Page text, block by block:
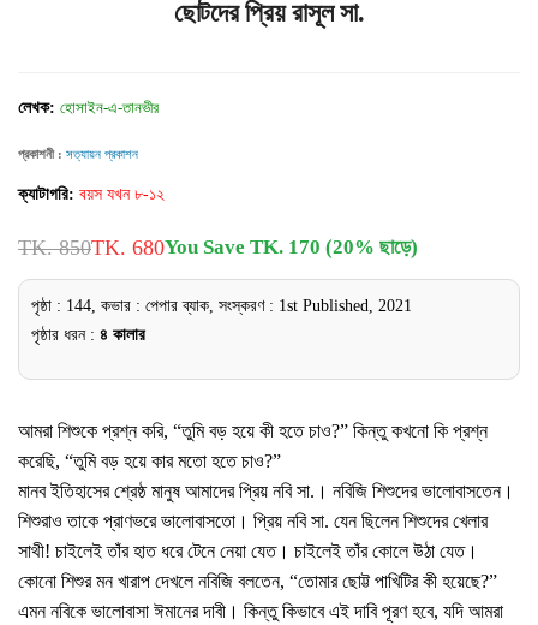
ছোটদের প্রিয় রাসূল সা.
লেখক: হোসাইন-এ-তানভীর
প্রকাশনী : সত্যায়ন প্রকাশন
ক্যাটাগরি: বয়স যখন ৮-১২
TK. 850TK. 680You Save TK. 170 (20% ছাড়ে)
পৃষ্ঠা : 144, কভার : পেপার ব্যাক, সংস্করণ : 1st Published, 2021
পৃষ্ঠার ধরন : ৪ কালার
আমরা শিশুকে প্রশ্ন করি, “তুমি বড় হয়ে কী হতে চাও?” কিন্তু কখনো কি প্রশ্ন
করেছি, “তুমি বড় হয়ে কার মতো হতে চাও?”
মানব ইতিহাসের শ্রেষ্ঠ মানুষ আমাদের প্রিয় নবি সা.। নবিজি শিশুদের ভালোবাসতেন।
শিশুরাও তাকে প্রাণভরে ভালোবাসতো। প্রিয় নবি সা. যেন ছিলেন শিশুদের খেলার
সাথী! চাইলেই তাঁর হাত ধরে টেনে নেয়া যেত। চাইলেই তাঁর কোলে উঠা যেত।
কোনো শিশুর মন খারাপ দেখলে নবিজি বলতেন, “তোমার ছোট্ট পাখিটির কী হয়েছে?”
এমন নবিকে ভালোবাসা ঈমানের দাবী। কিন্তু কিভাবে এই দাবি পূরণ হবে, যদি আমরা